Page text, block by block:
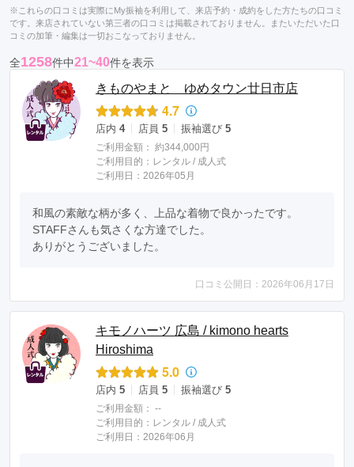
※これらの口コミは実際にMy振袖を利用して、来店予約・成約をした方たちの口コミ
です。来店されていない第三者の口コミは掲載されておりません。またいただいた口
コミの加筆・編集は一切おこなっておりません。
全1258件中21~40件を表示
きものやまと ゆめタウン廿日市店
4.7
店内 4 店員 5 振袖選び 5
ご利用金額： 約344,000円
ご利用目的： レンタル / 成人式
ご利用日：2026年05月
和風の素敵な柄が多く、上品な着物で良かったです。
STAFFさんも気さくな方達でした。
ありがとうございました。
口コミ公開日：2026年06月17日
キモノハーツ 広島 / kimono hearts
Hiroshima
5.0
店内 5 店員 5 振袖選び 5
ご利用金額： --
ご利用目的： レンタル / 成人式
ご利用日：2026年06月